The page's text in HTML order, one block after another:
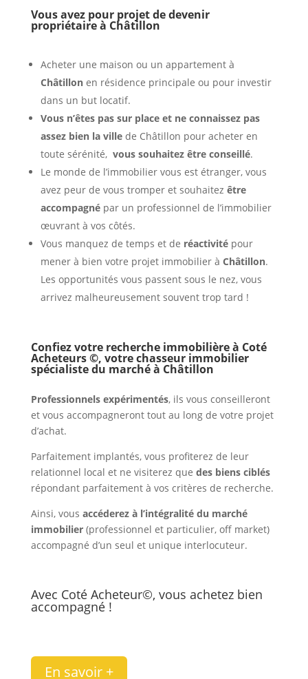
Vous avez pour projet de devenir
propriétaire à Châtillon
Acheter une maison ou un appartement à
Châtillon en résidence principale ou pour investir
dans un but locatif.
Vous n’êtes pas sur place et ne connaissez pas
assez bien la ville de Châtillon pour acheter en
toute sérénité, vous souhaitez être conseillé.
Le monde de l’immobilier vous est étranger, vous
avez peur de vous tromper et souhaitez être
accompagnépar un professionnel de l’immobilier
œuvrant à vos côtés.
Vous manquez de temps et de réactivitépour
mener à bien votre projet immobilier à Châtillon.
Les opportunités vous passent sous le nez, vous
arrivez malheureusement souvent trop tard !
Confiez votre recherche immobilière à Coté
Acheteurs ©, votre chasseur immobilier
spécialiste du marché à Châtillon
Professionnels expérimentés, ils vous conseilleront
et vous accompagneront tout au long de votre projet
d’achat.
Parfaitement implantés, vous profiterez de leur
relationnel local et ne visiterez que des biens ciblés
répondant parfaitement à vos critères de recherche.
Ainsi, vous accéderez à l’intégralité du marché
immobilier(professionnel et particulier, off market)
accompagné d’un seul et unique interlocuteur.
Avec Coté Acheteur©, vous achetez bien
accompagné !
En savoir +